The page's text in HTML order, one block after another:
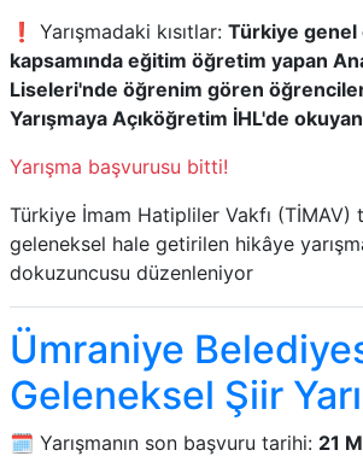
❗ Yarışmadaki kısıtlar: Türkiye
kapsamında eğitim öğretim yapan
Liseleri'nde öğrenim gören
Yarışmaya Açıköğretim İHL'de
Yarışma başvurusu bitti!
Türkiye İmam Hatipliler Vakfı (TİMAV)
geleneksel hale getirilen hikâye
dokuzuncusu düzenleniyor
Ümraniye
Geleneksel Şiir
🗓️ Yarışmanın son başvuru tarihi: 21